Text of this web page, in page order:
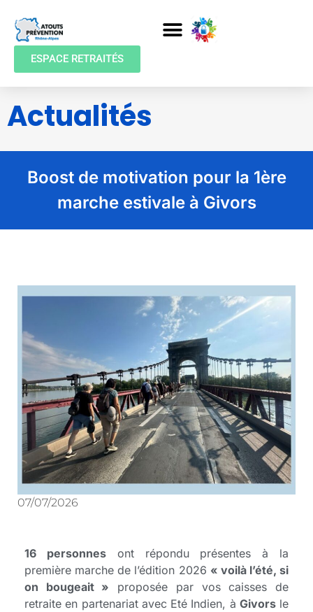
ESPACE RETRAITÉS
Actualités
Boost de motivation pour la 1ère
marche estivale à Givors
07/07/2026
16 personnesont répondu présentes à la
première marche de l’édition 2026 « voilà l’été, si
on bougeait » proposée par vos caisses de
retraite en partenariat avec Eté Indien, à Givorsle